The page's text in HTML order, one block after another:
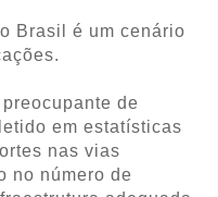
Brasil é um cenário
de
em estatísticas
nas vias
no número de